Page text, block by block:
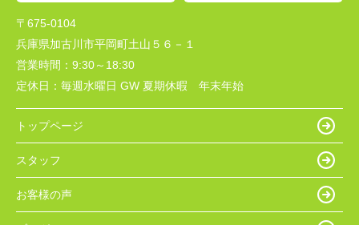
〒675-0104
兵庫県加古川市平岡町土山５６－１
営業時間： 9:30～18:30
定休日： 毎週水曜日 GW 夏期休暇 年末年始
トップページ
スタッフ
お客様の声